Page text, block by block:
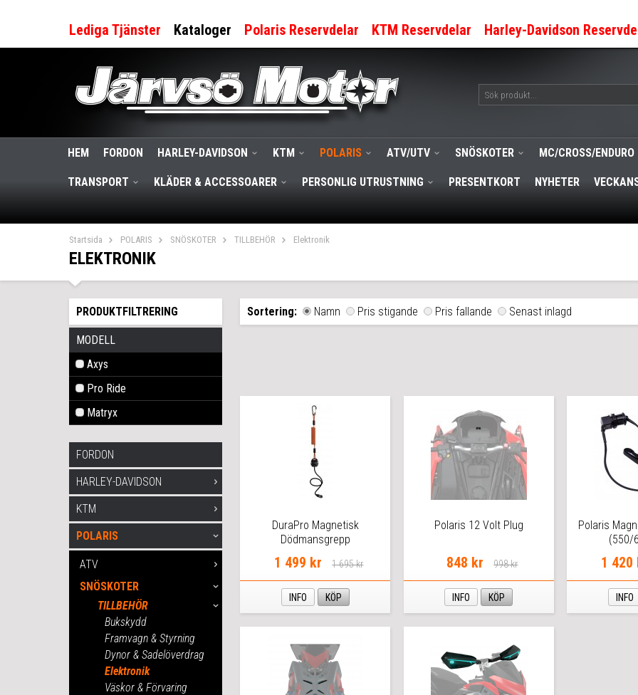
Lediga Tjänster Kataloger Polaris Reservdelar KTM Reservdelar Harley-Davidson
HEM FORDON HARLEY-DAVIDSON KTM POLARIS ATV/UTV SNÖSKOTER MC/CROSS/ENDURO
TRANSPORT KLÄDER & ACCESSOARER PERSONLIG UTRUSTNING PRESENTKORT NYHETER
Startsida POLARIS SNÖSKOTER TILLBEHÖR Elektronik
ELEKTRONIK
PRODUKTFILTRERING
MODELL
Axys
Pro Ride
Matryx
FORDON
HARLEY-DAVIDSON
KTM
POLARIS
ATV
SNÖSKOTER
TILLBEHÖR
Bukskydd
Framvagn & Styrning
Dynor & Sadelöverdrag
Elektronik
Väskor & Förvaring
Sortering: Namn Pris stigande Pris fallande Senast inlagd
DuraPro Magnetisk
Dödmansgrepp
1 499 kr 1 695 kr
INFO KÖP
Polaris 12 Volt Plug
848 kr 998 kr
INFO KÖP
Polaris
(550/
1 420
INFO